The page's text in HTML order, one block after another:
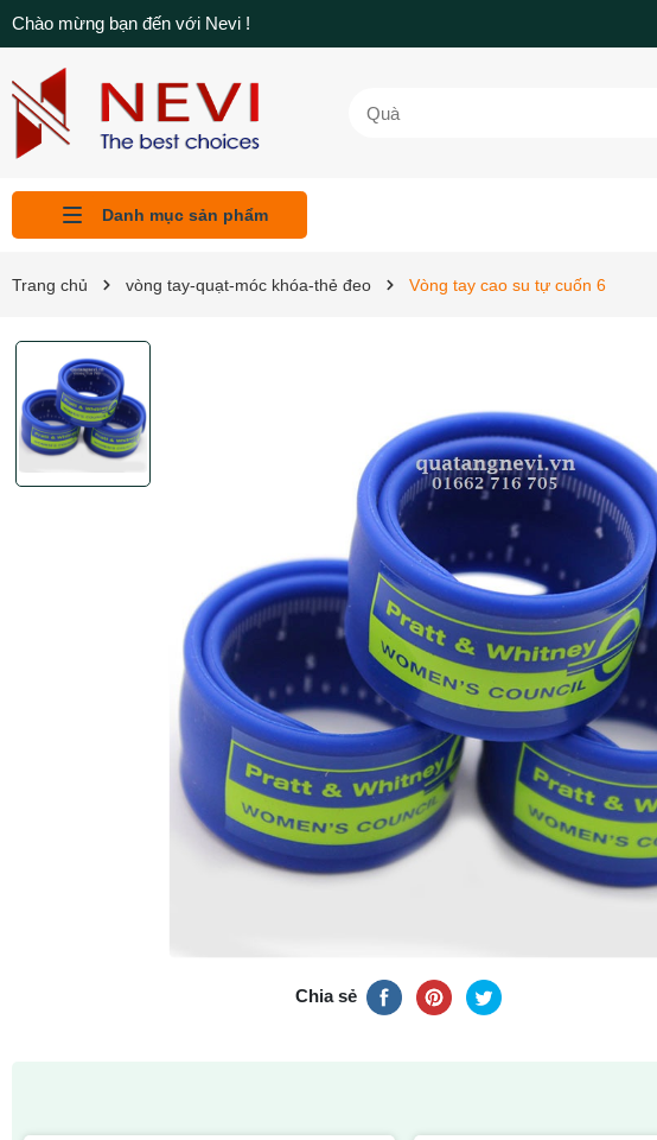
Chào mừng bạn đến với Nevi !
Danh mục sản phẩm
Trang chủ vòng tay-quạt-móc khóa-thẻ đeo Vòng tay cao su tự cuốn 6
Chia sẻ